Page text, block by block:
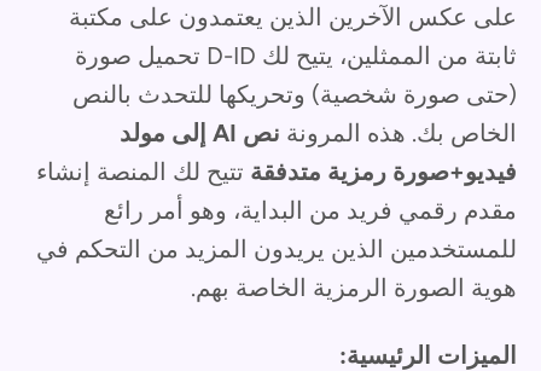
على عكس الآخرين الذين يعتمدون على مكتبة
ثابتة من الممثلين، يتيح لك D-ID تحميل صورة
(حتى صورة شخصية) وتحريكها للتحدث بالنص
الخاص بك. هذه المرونة
نص AI إلى مولد
فيديو+صورة رمزية متدفقة تتيح لك المنصة إنشاء
مقدم رقمي فريد من البداية، وهو أمر رائع
للمستخدمين الذين يريدون المزيد من التحكم في
هوية الصورة الرمزية الخاصة بهم.
الميزات الرئيسية: